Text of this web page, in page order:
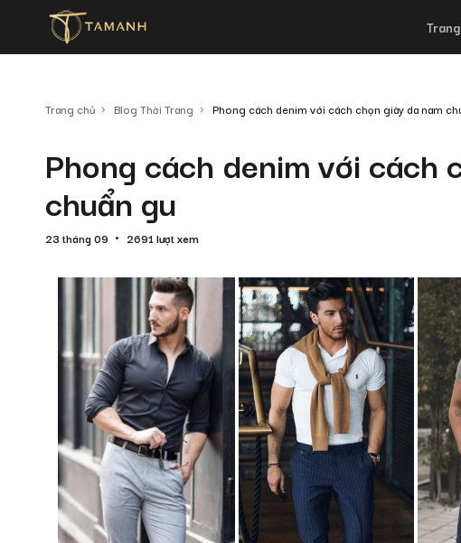
Trang chủ Blog Thời Trang Phong cách denim với cách chọn giày da nam
Phong cách denim với cách
chuẩn gu
23 tháng 09 2691 lượt xem